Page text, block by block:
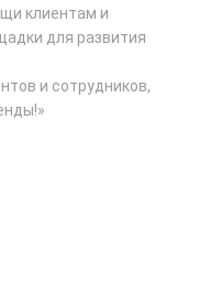
клиентам и
для развития
и сотрудников,